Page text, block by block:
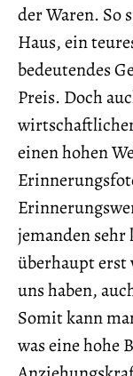
der Waren. So
Haus, ein
bedeutendes
Preis. Doch
einen hohen
jemanden
überhaupt erst
uns haben,
Somit kann
was eine hohe